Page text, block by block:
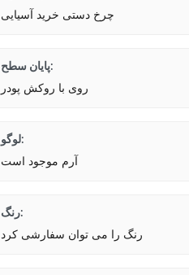
چرخ دستی خرید آسیایی
پایان سطح:
روی با روکش پودر
لوگو:
آرم موجود است
رنگ:
رنگ را می توان سفارشی کرد